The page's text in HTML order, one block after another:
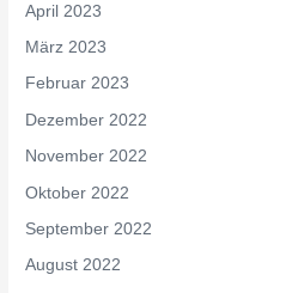
April 2023
März 2023
Februar 2023
Dezember 2022
November 2022
Oktober 2022
September 2022
August 2022